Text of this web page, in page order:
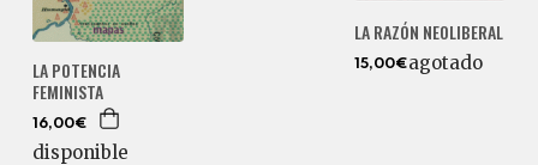
LA POTENCIA
FEMINISTA
16,00€
disponible
LA RAZÓN NEOLIBERAL
15,00€agotado